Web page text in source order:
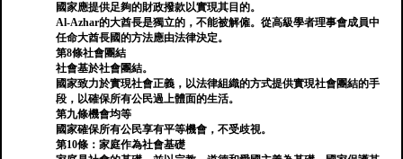
國家應提供足夠的財政撥款以實現其目的。
Al-Azhar的大酋長是獨立的，不能被解僱。從高級學者理事會成員中
任命大酋長國的方法應由法律決定。
第8條社會團結
社會基於社會團結。
國家致力於實現社會正義，以法律組織的方式提供實現社會團結的手
段，以確保所有公民過上體面的生活。
第九條機會均等
國家確保所有公民享有平等機會，不受歧視。
第10條：家庭作為社會基礎